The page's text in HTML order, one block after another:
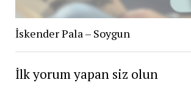
İskender Pala – Soygun
İlk yorum yapan siz olun